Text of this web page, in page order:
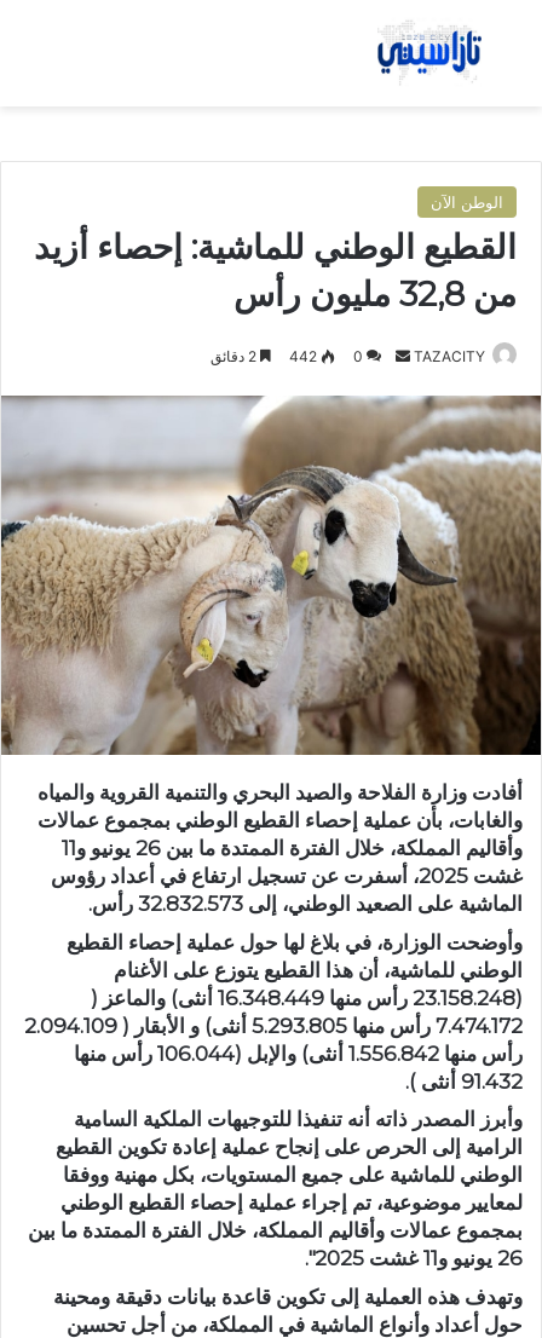
بحث عن
الوطن الآن
القطيع الوطني للماشية: إحصاء أزيد
من 32,8 مليون رأس
TAZACITY
س
ب
ر
ي
ا
ك
ر
ن
ي
ا
0
442
أفادت وزارة الفلاحة والصيد البحري والتنمية القروية والمياه
والغابات، بأن عملية إحصاء القطيع الوطني بمجموع عمالات
وأقاليم المملكة، خلال الفترة الممتدة ما بين 26 يونيو و11
غشت 2025، أسفرت عن تسجيل ارتفاع في أعداد رؤوس
الماشية على الصعيد الوطني، إلى 32.832.573 رأس.
وأوضحت الوزارة، في بلاغ لها حول عملية إحصاء القطيع
الوطني للماشية، أن هذا القطيع يتوزع على الأغنام
(23.158.248 رأس منها 16.348.449 أنثى) والماعز (
7.474.172 رأس منها 5.293.805 أنثى) و الأبقار ( 2.094.109
رأس منها 1.556.842 أنثى) والإبل (106.044 رأس منها
91.432 أنثى ).
وأبرز المصدر ذاته أنه تنفيذا للتوجيهات الملكية السامية
الرامية إلى الحرص على إنجاح عملية إعادة تكوين القطيع
الوطني للماشية على جميع المستويات، بكل مهنية ووفقا
لمعايير موضوعية، تم إجراء عملية إحصاء القطيع الوطني
بمجموع عمالات وأقاليم المملكة، خلال الفترة الممتدة ما بين
26 يونيو و11 غشت 2025″.
وتهدف هذه العملية إلى تكوين قاعدة بيانات دقيقة ومحينة
حول أعداد وأنواع الماشية في المملكة، من أجل تحسين